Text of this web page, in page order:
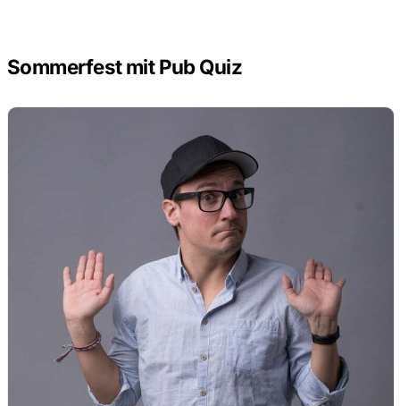
Sommerfest mit Pub Quiz